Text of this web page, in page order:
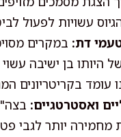
עשויות לפעול
דת: במקרים
היותו בן ישיבה
עומד בקריטריונים
ואסטרטגיים:
מחמירה יותר לגבי